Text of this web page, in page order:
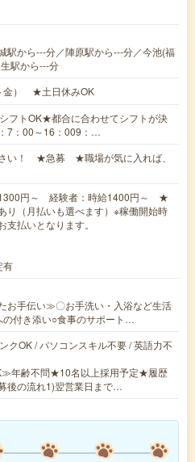
駅から---分／陣原駅から---分／今池(福
駅から---分
金） ★土日休みOK
フトOK★都合に合わせてシフトが決
7：00～16：009：…
い！ ★急募 ★職場が気に入れば、
1300円～ 経験者：時給1400円～ ★
り（月払いも選べます）※稼働開始時
払いとなります。
有
お手伝い≫〇お手洗い・入浴など生活
の付き添い○食事のサポート…
クOK / パソコンスキル不要 / 英語力不
年齢不問★10名以上採用予定★履歴
後の流れ1)翌営業日まで…